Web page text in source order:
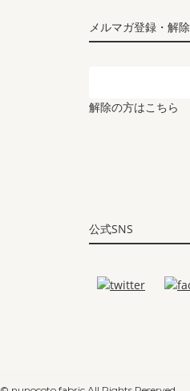
メルマガ登録・解除
解除の方はこちら
公式SNS